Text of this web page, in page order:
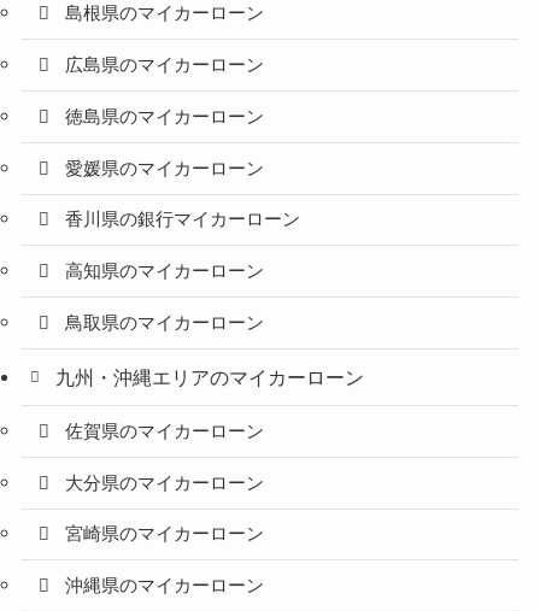
島根県のマイカーローン
広島県のマイカーローン
徳島県のマイカーローン
愛媛県のマイカーローン
香川県の銀行マイカーローン
高知県のマイカーローン
鳥取県のマイカーローン
九州・沖縄エリアのマイカーローン
佐賀県のマイカーローン
大分県のマイカーローン
宮崎県のマイカーローン
沖縄県のマイカーローン